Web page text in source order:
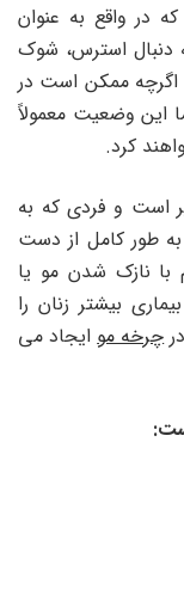
دنبال استرس، شوک
اگرچه ممکن است در
این وضعیت معمولاً
کرد.
است و فردی که به
به طور کامل از دست
با نازک شدن مو یا
بیشتر زنان را
چرخه موایجاد می